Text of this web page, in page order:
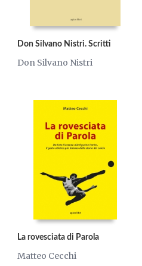
Don Silvano Nistri. Scritti
Don Silvano Nistri
La rovesciata di Parola
Matteo Cecchi